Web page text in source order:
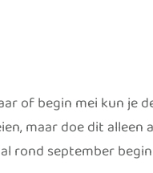
of begin mei kun je
maar doe dit
rond september